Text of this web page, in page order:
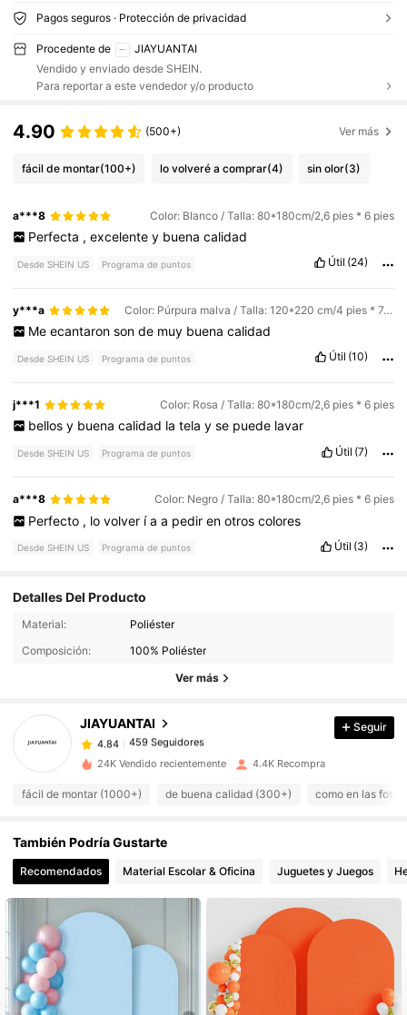
Pagos seguros · Protección de privacidad
Procedente de
JIAYUANTAI
Vendido y enviado desde SHEIN.
Para reportar a este vendedor y/o producto
4.90 (500+) Ver más
fácil de montar(100+) lo volveré a comprar(4) sin olor(3)
a***8 Color: Blanco / Talla: 80*180cm/2,6 pies * 6 pies
Perfecta , excelente y buena calidad
Desde SHEIN US Programa de puntos Útil (24)
y***a Color: Púrpura malva / Talla: 120*220 cm/4 pies * 7,2 pies
Me ecantaron son de muy buena calidad
Desde SHEIN US Programa de puntos Útil (10)
j***1 Color: Rosa / Talla: 80*180cm/2,6 pies * 6 pies
bellos y buena calidad la tela y se puede lavar
Desde SHEIN US Programa de puntos Útil (7)
a***8 Color: Negro / Talla: 80*180cm/2,6 pies * 6 pies
Perfecto , lo volver ía a pedir en otros colores
Desde SHEIN US Programa de puntos Útil (3)
Detalles Del Producto
Material:
Poliéster
Composición:
100% Poliéster
Ver más
JIAYUANTAI
459 Seguidores
459 Seguidores
a***d pagóHace 20 horas
4.84 459 Seguidores
4.84 459 Seguidores
459 Seguidores
459 Seguidores
Seguir
24K Vendido recientemente 4.4K Recompra
fácil de montar (1000+) de buena calidad (300+) como en las
También Podría Gustarte
Recomendados Material Escolar & Oficina Juguetes y Juegos